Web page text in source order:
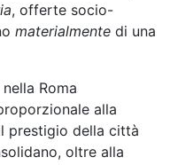
, offerte socio-
materialmente di una
Roma
alla
prestigio della città
oltre alla